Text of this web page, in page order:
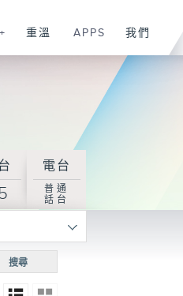
重溫 APPS 我們
電台
普通
話台
搜尋